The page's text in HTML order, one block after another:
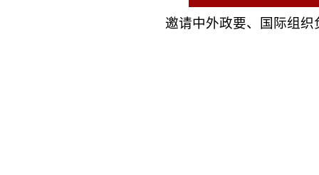
邀请中外政要、国际组